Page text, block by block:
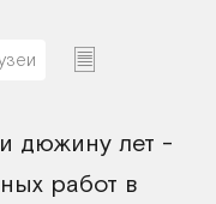
дюжину лет -
работ в